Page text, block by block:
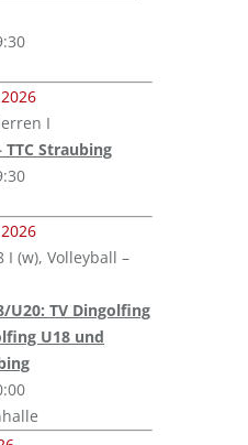
I
Straubing
I (w), Volleyball –
U20: TV Dingolfing
U18 und